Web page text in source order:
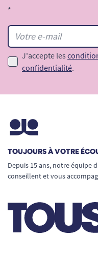
*
J'accepte les
confidentialité.
TOUJOURS À VOTRE
Depuis 15 ans, notre équipe
conseillent et vous